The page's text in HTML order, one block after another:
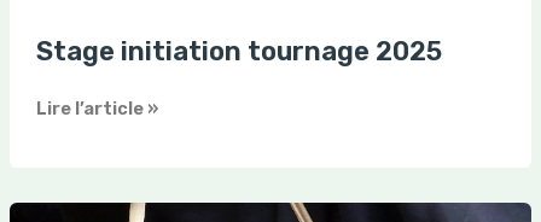
Stage initiation tournage 2025
Lire l’article »